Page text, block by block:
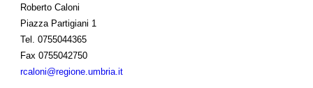
Roberto Caloni
Piazza Partigiani 1
Tel. 0755044365
Fax 0755042750
rcaloni@regione.umbria.it